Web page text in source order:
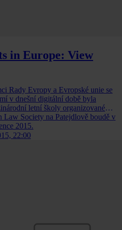
in Europe: View
Rady Evropy a Evropské unie se
v dnešní digitální době byla
letní školy organizované
Law Society na Patejdlově boudě v
2015.
22:00